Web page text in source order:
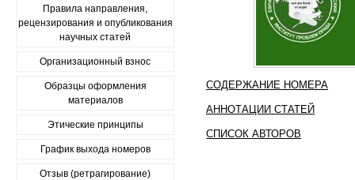
Правила направления,
рецензирования и опубликования
научных статей
Организационный взнос
Образцы оформления
материалов
Этические принципы
График выхода номеров
Отзыв (ретрагирование)
СОДЕРЖАНИЕ НОМЕРА
АННОТАЦИИ СТАТЕЙ
СПИСОК АВТОРОВ